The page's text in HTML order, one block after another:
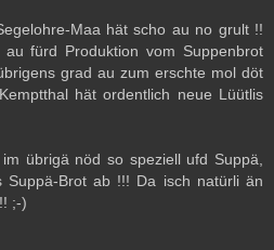
Maa hät scho au no grult !!
fürd Produktion vom Suppenbrot
grad au zum erschte mol döt
hät ordentlich neue Lüütlis
übrigä nöd so speziell ufd Suppä,
Suppä-Brot ab !!! Da isch natürli än
;-)